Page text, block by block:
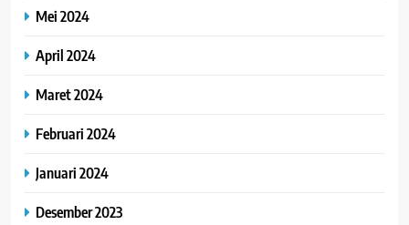
Mei 2024
April 2024
Maret 2024
Februari 2024
Januari 2024
Desember 2023